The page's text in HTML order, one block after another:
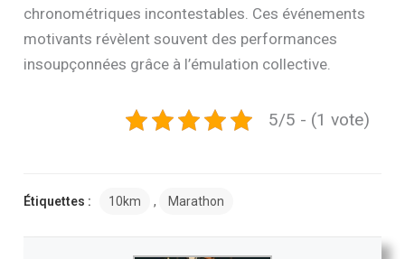
chronométriques incontestables. Ces événements
motivants révèlent souvent des performances
insoupçonnées grâce à l’émulation collective.
5/5 - (1 vote)
Étiquettes : 10km , Marathon